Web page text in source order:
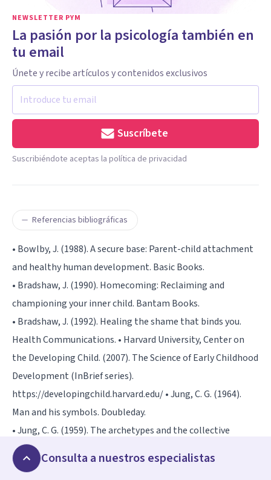
NEWSLETTER PYM
La pasión por la psicología también en
tu email
Únete y recibe artículos y contenidos exclusivos
Suscríbete
Suscribiéndote aceptas la política de privacidad
Referencias bibliográficas
• Bowlby, J. (1988). A secure base: Parent-child attachment
and healthy human development. Basic Books.
• Bradshaw, J. (1990). Homecoming: Reclaiming and
championing your inner child. Bantam Books.
• Bradshaw, J. (1992). Healing the shame that binds you.
Health Communications. • Harvard University, Center on
the Developing Child. (2007). The Science of Early Childhood
Development (InBrief series).
https://developingchild.harvard.edu/ • Jung, C. G. (1964).
Man and his symbols. Doubleday.
• Jung, C. G. (1959). The archetypes and the collective
unconscious (2nd ed., R. F. C. Hull, Trans.). Princeton
University Press.
Consulta a nuestros especialistas